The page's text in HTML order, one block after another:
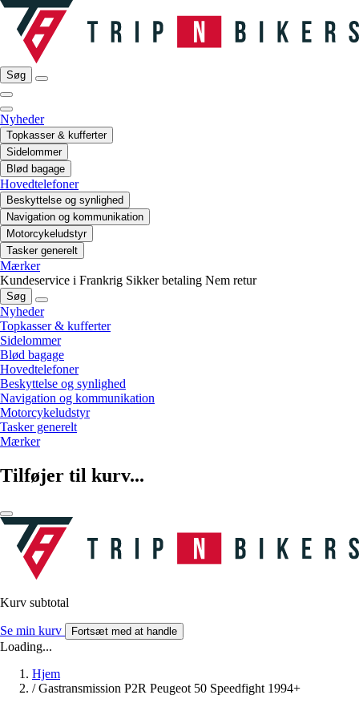
Søg
Nyheder
Topkasser & kufferter
Sidelommer
Blød bagage
Hovedtelefoner
Beskyttelse og synlighed
Navigation og kommunikation
Motorcykeludstyr
Tasker generelt
Mærker
Kundeservice i Frankrig Sikker betaling Nem retur
Søg
Nyheder
Topkasser & kufferter
Sidelommer
Blød bagage
Hovedtelefoner
Beskyttelse og synlighed
Navigation og kommunikation
Motorcykeludstyr
Tasker generelt
Mærker
Tilføjer til kurv...
Kurv subtotal
Se min kurv Fortsæt med at handle
Loading...
Hjem
/ Gastransmission P2R Peugeot 50 Speedfight 1994+